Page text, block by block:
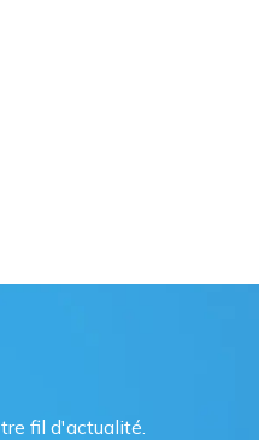
fil d'actualité.